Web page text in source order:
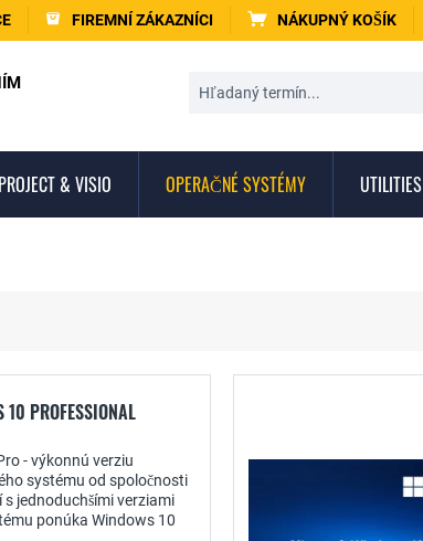
FIREMNÍ ZÁKAZNÍCI NÁKUPNÝ KOŠÍK
PROJECT & VISIO OPERAČNÉ SYSTÉMY UTILITIES
10 PROFESSIONAL
- výkonnú verziu
systému od spoločnosti
jednoduchšími verziami
ponúka Windows 10